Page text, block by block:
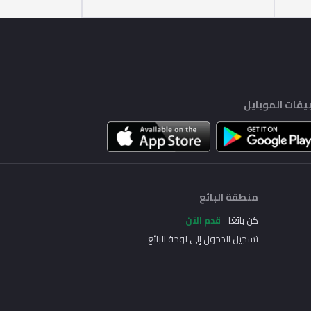
الموبايل
منطقة البائع
كن بائعًا قدم الآن
تسجيل الدخول إلى لوحة البائع